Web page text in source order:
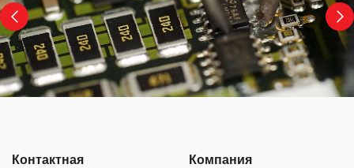
Контактная
Компания